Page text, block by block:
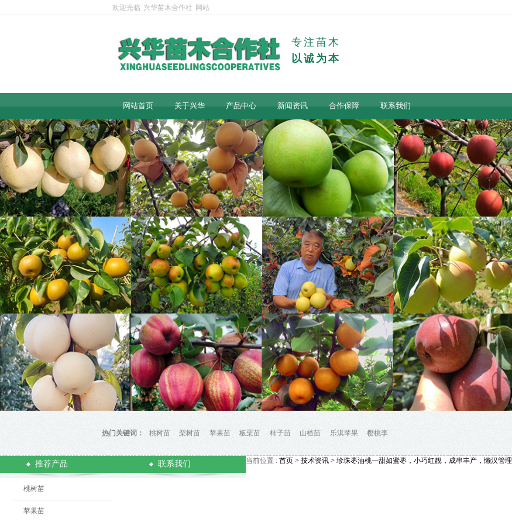
欢迎光临 兴华苗木合作社 网站
专注苗木
以诚为本
网站首页 关于兴华 产品中心 新闻资讯 合作保障 联系我们
热门关键词： 桃树苗 梨树苗 苹果苗 板栗苗 柿子苗 山楂苗 乐淇苹果 樱桃李
推荐产品
桃树苗
苹果苗
联系我们 当前位置 : 首页 > 技术资讯 > 珍珠枣油桃—甜如蜜枣，小巧红靚，成串丰产，懒汉管理